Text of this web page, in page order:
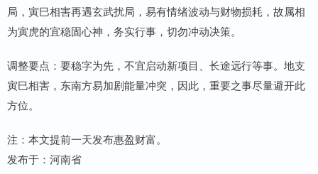
局，寅巳相害再遇玄武扰局，易有情绪波动与财物损耗，故属相
为寅虎的宜稳固心神，务实行事，切勿冲动决策。
调整要点：要稳字为先，不宜启动新项目、长途远行等事。地支
寅巳相害，东南方易加剧能量冲突，因此，重要之事尽量避开此
方位。
注：本文提前一天发布惠盈财富。
发布于：河南省